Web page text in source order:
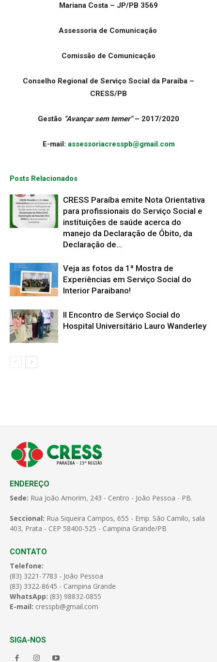
Mariana Costa – JP/PB 3569
Assessoria de Comunicação
Comissão de Comunicação
Conselho Regional de Serviço Social da Paraíba –
CRESS/PB
Gestão “Avançar sem temer”– 2017/2020
E-mail: assessoriacresspb@gmail.com
Posts Relacionados
CRESS Paraíba emite Nota Orientativa
para profissionais do Serviço Social e
instituições de saúde acerca do
manejo da Declaração de Óbito, da
Declaração de...
Veja as fotos da 1ª Mostra de
Experiências em Serviço Social do
Interior Paraibano!
II Encontro de Serviço Social do
Hospital Universitário Lauro Wanderley
ENDEREÇO
Sede: Rua João Amorim, 243 - Centro - João Pessoa - PB.
Seccional: Rua Siqueira Campos, 655 - Emp. São Camilo, sala
403, Prata - CEP 58400-525 - Campina Grande/PB
CONTATO
Telefone:
(83) 3221-7783 - João Pessoa
(83) 3322-8645 - Campina Grande
WhatsApp: (83) 98832-0855
E-mail: cresspb@gmail.com
SIGA-NOS